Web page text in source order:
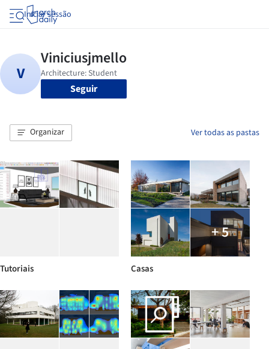
Iniciar sessão
Seguir
Organizar Ver todas as pastas
Tutoriais
+ 5
Casas